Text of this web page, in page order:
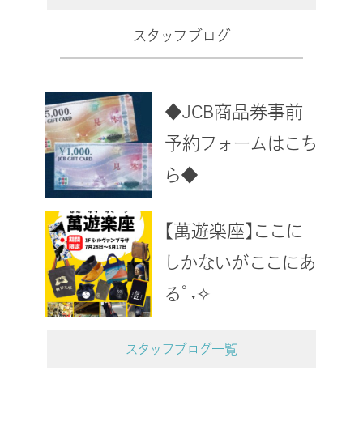
スタッフブログ
◆JCB商品券事前
予約フォームはこち
ら◆
【萬遊楽座】ここに
しかないがここにあ
る°˖✧
スタッフブログ一覧